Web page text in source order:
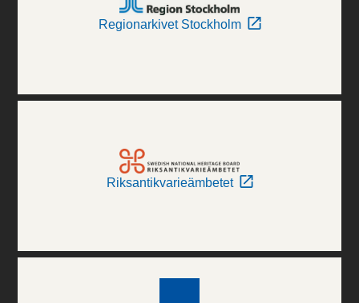
Regionarkivet Stockholm
Riksantikvarieämbetet